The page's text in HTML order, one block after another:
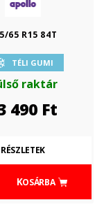
65 R15 84T
TÉLI GUMI
raktár
490 Ft
KOSÁRBA
RÉSZLETEK